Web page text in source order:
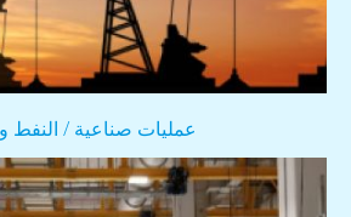
عمليات صناعية / النفط